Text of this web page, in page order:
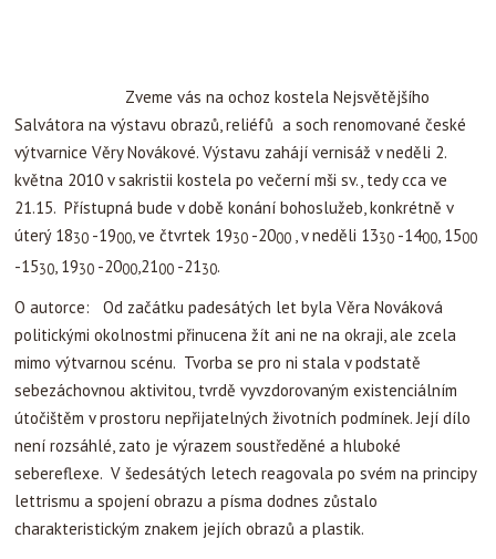
O autorce: Od začátku padesátých let byla Věra Nováková
politickými okolnostmi přinucena žít ani ne na okraji, ale zcela
mimo výtvarnou scénu. Tvorba se pro ni stala v podstatě
sebezáchovnou aktivitou, tvrdě vyvzdorovaným existenciálním
útočištěm v prostorunepřijatelných životních podmínek. Její dílo
není rozsáhlé, zato je výrazem soustředěné a hluboké
sebereflexe. V šedesátých letech reagovala po svém na principy
charakteristickým znakem jejích obrazů a plastik.
„V devadesátých letech jsem se vrátila k tématu písmových
obrazů, abych se s ním vypořádala a něco z něj dokončila.
Písmena se mi zjevovala jako tajemné znaky, které nejsou něčím
nahodilým, ale zrcadlí cosi podstatného ze skutečnosti. Tak jako
přirozený svět je písmem, poukazujícím k něčemu ZA, tak je
možné hledat ve znacích písmen zašifrovanou výpověď o něčem
obecnějším nebo i kosmičtějším.“, komentuje Věra Nováková své